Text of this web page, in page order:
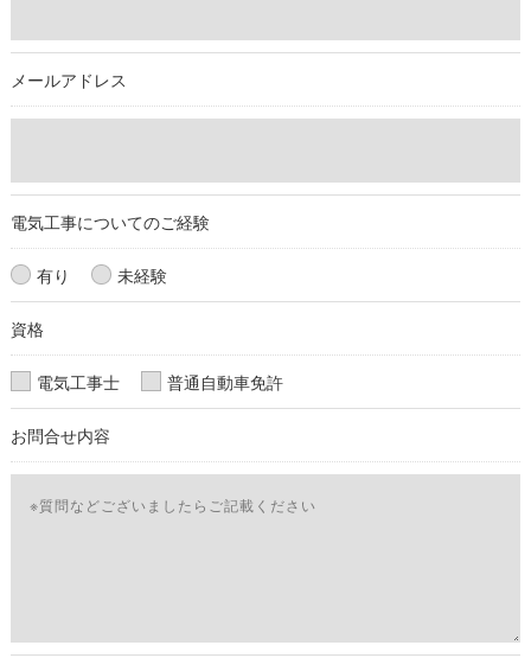
続を定めさせて頂いております。
ご本人である事を確認のうえ、対応させて頂きます。
個人情報の開示･訂正･削除・利用停止の具体的手続きにつきま
メールアドレス
電気工事についてのご経験
有り 未経験
資格
電気工事士 普通自動車免許
お問合せ内容